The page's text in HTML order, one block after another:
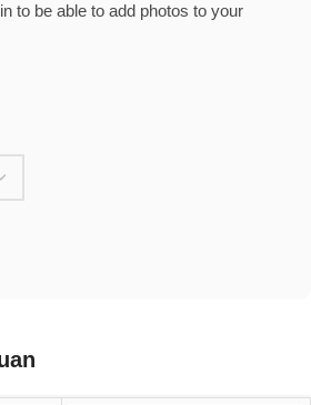
to be able to add photos to your